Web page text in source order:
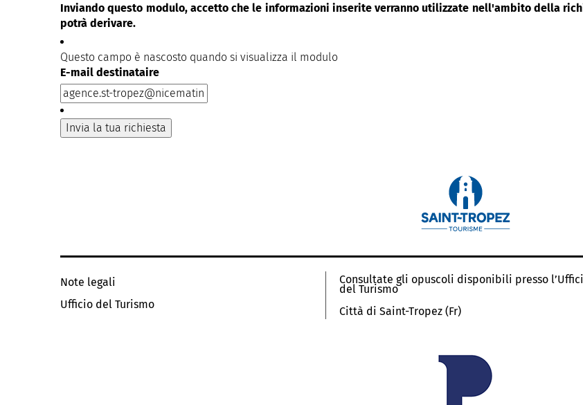
Inviando questo modulo, accetto che le informazioni inserite verranno utilizzate nell'ambito della
potrà derivare.
Questo campo è nascosto quando si visualizza il modulo
E-mail destinataire
Note legali
Ufficio del Turismo
Consultate gli opuscoli disponibili presso
del Turismo
Città di Saint-Tropez (Fr)